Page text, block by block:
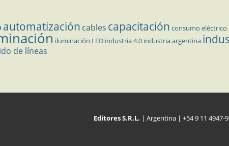
automatización cables capacitación consumo eléctrico
iluminación LED industria 4.0 industria argentina
de líneas
Editores S.R.L. | Argentina | +54 9 11 4947-